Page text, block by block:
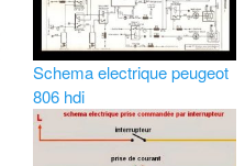
Schema electrique peugeot
806 hdi